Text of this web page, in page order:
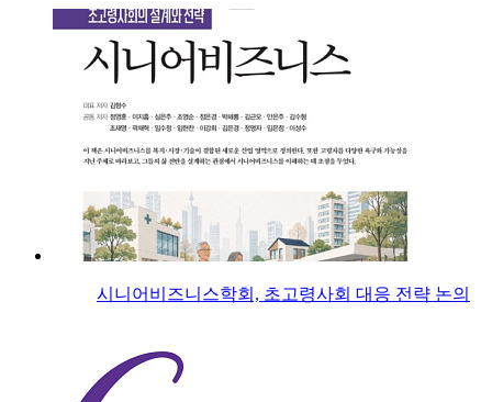
시니어비즈니스학회, 초고령사회 대응 전략 논의